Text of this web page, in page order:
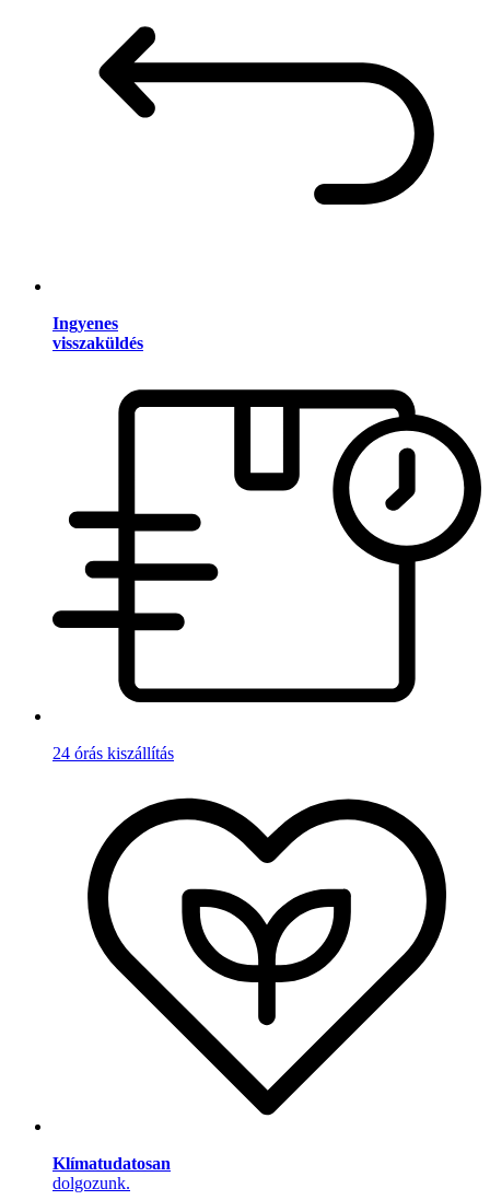
Ingyenes
visszaküldés
24 órás kiszállítás
Klímatudatosan
dolgozunk.